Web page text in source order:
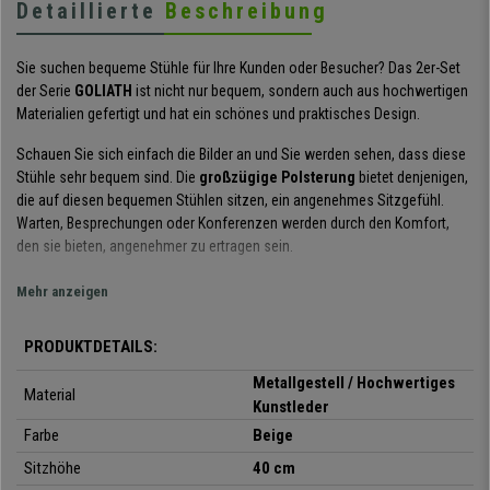
Detaillierte Beschreibung
Sie suchen bequeme Stühle für Ihre Kunden oder Besucher? Das 2er-Set
der Serie GOLIATH ist nicht nur bequem, sondern auch aus hochwertigen
Materialien gefertigt und hat ein schönes und praktisches Design.
Schauen Sie sich einfach die Bilder an und Sie werden sehen, dass diese
Stühle sehr bequem sind. Die großzügige Polsterung bietet denjenigen,
die auf diesen bequemen Stühlen sitzen, ein angenehmes Sitzgefühl.
Warten, Besprechungen oder Konferenzen werden durch den Komfort,
den sie bieten, angenehmer zu ertragen sein.
Diese Stühle sind aus
mithochwertigem Kunstleder
Das Design, die Optik und die Verarbeitung sind
Wartezimmer, Besprechungsraum oder Konferenzraum. Darüber hinaus
sind die Produkte in einer
Vielzahl von Farben
Mehr anzeigen
PRODUKTDETAILS:
Material
Metallgestell / Hochwertiges
Kunstleder
Farbe
Beige
Sitzhöhe
40 cm